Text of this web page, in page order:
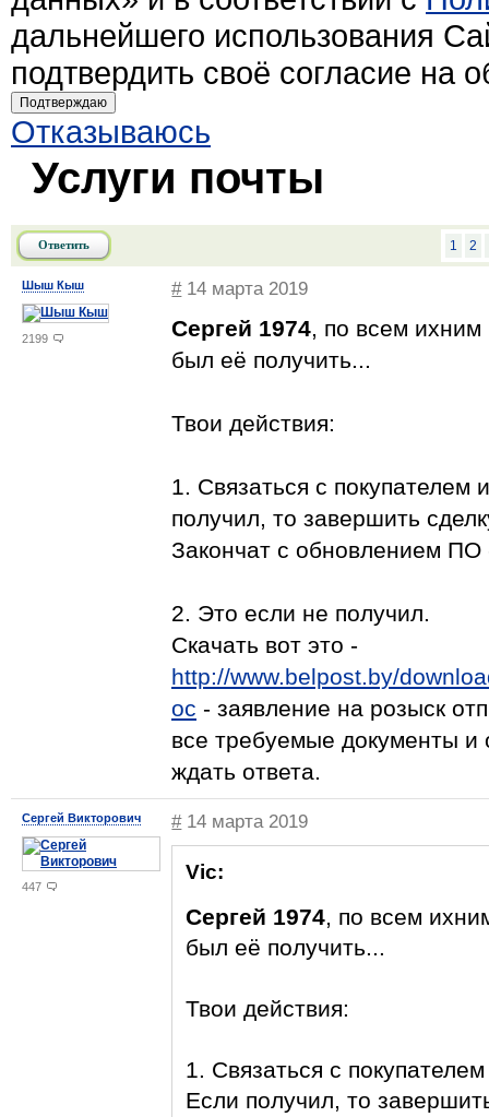
дальнейшего использования
подтвердить своё согласие на
Подтверждаю
Отказываюсь
Услуги почты
Ответить 1 2
Шыш Кыш
2199
#14 марта 2019
Сергей 1974, по всем ихним
был её получить...
Твои действия:
1. Связаться с покупателем
получил, то завершить
Закончат с обновлением ПО
2. Это если не получил.
Скачать вот это -
http://www.belpost.by/
oc - заявление на розыск
все требуемые документы и
ждать ответа.
Сергей Викторович
447
#14 марта 2019
Vic:
Сергей 1974, по всем
был её получить...
Твои действия:
1. Связаться с
Если получил, то